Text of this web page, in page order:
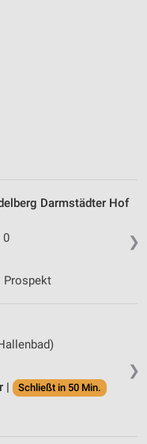
❯
Darmstädter Hof
0
Prospekt
❯
|
Schließt in 50 Min.